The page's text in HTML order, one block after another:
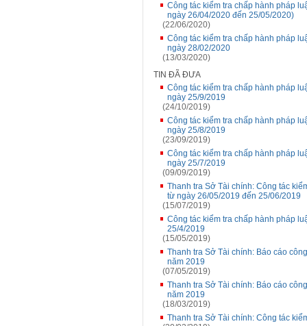
Công tác kiểm tra chấp hành pháp
ngày 26/04/2020 đến 25/05/2020)
(22/06/2020)
Công tác kiểm tra chấp hành pháp
ngày 28/02/2020
(13/03/2020)
TIN ĐÃ ĐƯA
Công tác kiểm tra chấp hành pháp
ngày 25/9/2019
(24/10/2019)
Công tác kiểm tra chấp hành pháp
ngày 25/8/2019
(23/09/2019)
Công tác kiểm tra chấp hành pháp
ngày 25/7/2019
(09/09/2019)
Thanh tra Sở Tài chính: Công tác
từ ngày 26/05/2019 đến 25/06/2019
(15/07/2019)
Công tác kiểm tra chấp hành pháp
25/4/2019
(15/05/2019)
Thanh tra Sở Tài chính: Báo cáo
năm 2019
(07/05/2019)
Thanh tra Sở Tài chính: Báo cáo
năm 2019
(18/03/2019)
Thanh tra Sở Tài chính: Công tác